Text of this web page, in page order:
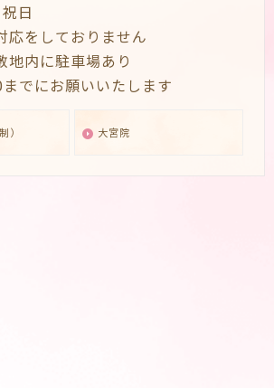
日
をしておりません
内に駐車場あり
でにお願いいたします
） 大宮院